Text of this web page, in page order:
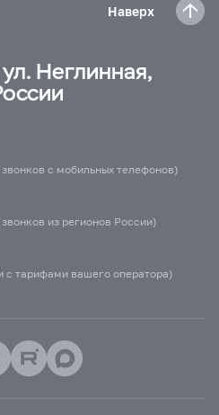
Наверх
Неглинная,
с мобильных телефонов)
из регионов России)
с тарифами вашего оператора)